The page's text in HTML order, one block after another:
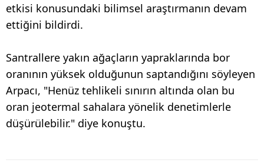
etkisi konusundaki bilimsel araştırmanın devam
ettiğini bildirdi.
Santrallere yakın ağaçların yapraklarında bor
oranının yüksek olduğunun saptandığını söyleyen
Arpacı, "Henüz tehlikeli sınırın altında olan bu
oran jeotermal sahalara yönelik denetimlerle
düşürülebilir." diye konuştu.